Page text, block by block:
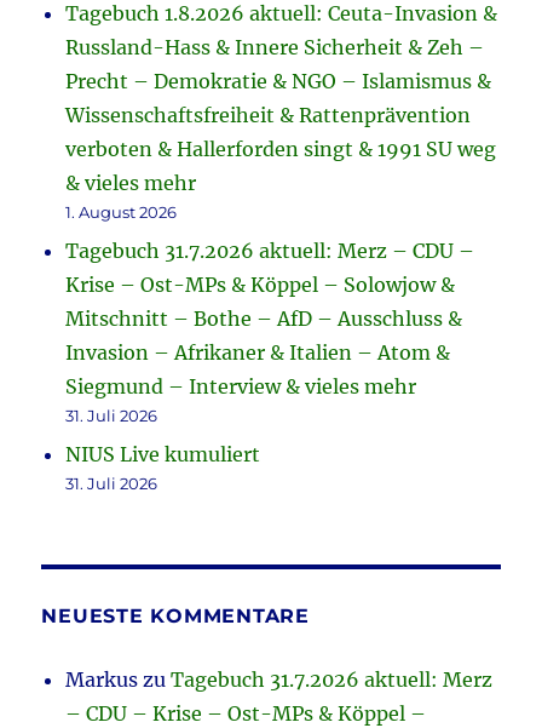
Tagebuch 1.8.2026 aktuell: Ceuta-Invasion &
Russland-Hass & Innere Sicherheit & Zeh –
Precht – Demokratie & NGO – Islamismus &
Wissenschaftsfreiheit & Rattenprävention
verboten & Hallerforden singt & 1991 SU weg
& vieles mehr
1. August 2026
Tagebuch 31.7.2026 aktuell: Merz – CDU –
Krise – Ost-MPs & Köppel – Solowjow &
Mitschnitt – Bothe – AfD – Ausschluss &
Invasion – Afrikaner & Italien – Atom &
Siegmund – Interview & vieles mehr
31. Juli 2026
NIUS Live kumuliert
31. Juli 2026
NEUESTE KOMMENTARE
Markus zuTagebuch 31.7.2026 aktuell: Merz
– CDU – Krise – Ost-MPs & Köppel –